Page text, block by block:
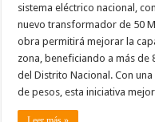
sistema eléctrico nacional,
nuevo transformador de 50
obra permitirá mejorar la
zona, beneficiando a más de
del Distrito Nacional. Con
de pesos, esta iniciativa